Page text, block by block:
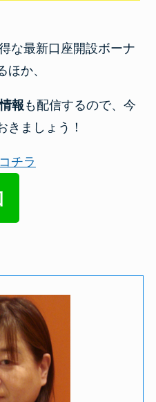
な最新口座開設ボーナ
か、
報 も配信するので、今
きましょう！
チラ